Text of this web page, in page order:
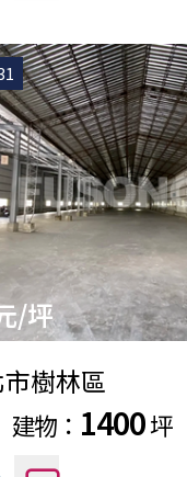
/坪
樹林區
建物： 1400坪